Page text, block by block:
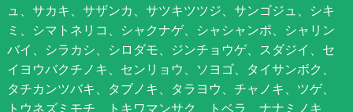
ュ、サカキ、サザンカ、サツキツツジ、サンゴジュ、シキ
ミ、シマトネリコ、シャクナゲ、シャシャンポ、シャリン
バイ、シラカシ、シロダモ、ジンチョウゲ、スダジイ、セ
イヨウバクチノキ、センリョウ、ソヨゴ、タイサンボク、
タチカンツバキ、タブノキ、タラヨウ、チャノキ、ツゲ、
トウネズミモチ、トキワマンサク、トベラ、ナナミノキ、